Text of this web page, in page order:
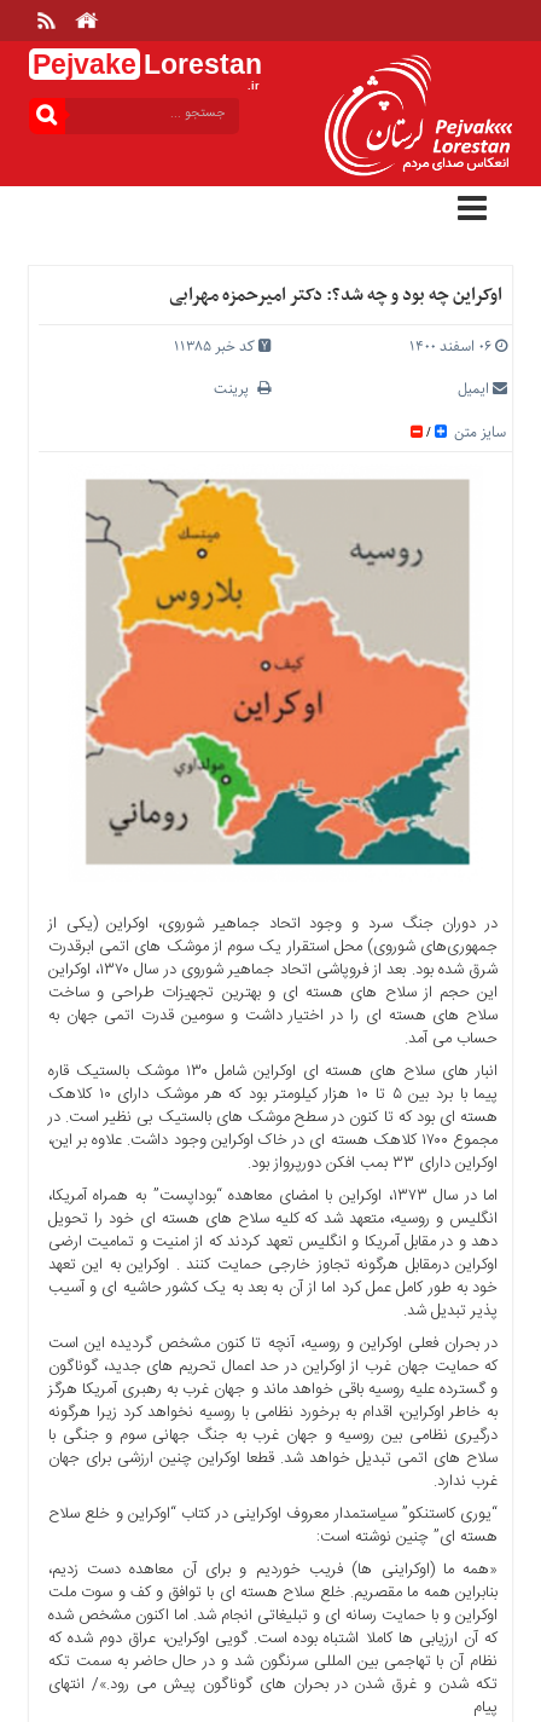
Pejvake Lorestan
.ir
بالا
خانه
ارتباط
درباره
تعرفه
اصلی
فرهنگی
دسترسی
ارتباط
برگه
نمونه
تعرفه
درباره
اخبار
سایت
ارتباط
برگه
نمونه
تعرفه
درباره
چند
رسانه
ارتباط
برگه
نمونه
اوکراین چه بود و چه شد؟: دکتر امیرحمزه مهرابی
۰۶ اسفند ۱۴۰۰
کد خبر 11385
ایمیل
پرینت
سایز متن
/
در دوران جنگ سرد و وجود اتحاد جماهیر شوروی، اوکراین (یکی از
جمهوری‌های شوروی) محل استقرار یک سوم از موشک های اتمی ابرقدرت
شرق شده بود. بعد از فروپاشی اتحاد جماهیر شوروی در سال ۱۳۷۰، اوکراین
این حجم از سلاح های هسته ای و بهترین تجهیزات طراحی و ساخت
سلاح های هسته ای را در اختيار داشت و سومین قدرت اتمی جهان به
حساب می آمد.
انبار های سلاح های هسته ای اوکراین شامل ۱۳۰ موشک بالستیک قاره
پیما با برد بین ۵ تا ۱۰ هزار کیلومتر بود که هر موشک دارای ۱۰ کلاهک
هسته ای بود که تا کنون در سطح موشک های بالستیک بی نظیر است. در
مجموع ۱۷۰۰ کلاهک هسته ای در خاک اوکراین وجود داشت. علاوه بر این،
اوکراین دارای ۳۳ بمب افکن دورپرواز بود.
اما در سال ۱۳۷۳، اوکراین با امضای معاهده “بوداپست” به همراه آمریکا،
انگلیس و روسیه، متعهد شد که کلیه سلاح های هسته ای خود را تحویل
دهد و در مقابل آمریکا و انگلیس تعهد کردند که از امنیت و تمامیت ارضی
اوکراین درمقابل هرگونه تجاوز خارجی حمایت کنند . اوکراین به این تعهد
خود به طور کامل عمل کرد اما از آن به بعد به یک کشور حاشیه ای و آسیب
پذیر تبدیل شد.
در بحران فعلی اوکراین و روسیه، آنچه تا کنون مشخص گردیده این است
که حمایت جهان غرب از اوکراین در حد اعمال تحریم های جدید، گوناگون
و گسترده علیه روسیه باقی خواهد ماند و جهان غرب به رهبری آمریکا هرگز
به خاطر اوکراین، اقدام به برخورد نظامی با روسیه نخواهد کرد زیرا هرگونه
درگیری نظامی بین روسیه و جهان غرب به جنگ جهانی سوم و جنگی با
سلاح های اتمی تبدیل خواهد شد. قطعا اوکراین چنین ارزشی برای جهان
غرب ندارد.
“یوری کاستنکو” سیاستمدار معروف اوکراینی در کتاب “اوکراین و خلع سلاح
هسته ای” چنین نوشته است:
«همه ما (اوکراینی ها) فریب خوردیم و برای آن معاهده دست زدیم،
بنابراین همه ما مقصریم. خلع سلاح هسته ای با توافق و کف و سوت ملت
اوکراین و با حمایت رسانه ای و تبلیغاتی انجام شد. اما اکنون مشخص شده
که آن ارزیابی ها کاملا اشتباه بوده است. گویی اوکراین، عراق دوم شده که
نظام آن با تهاجمی بین المللی سرنگون شد و در حال حاضر به سمت تکه
تکه شدن و غرق شدن در بحران های گوناگون پیش می رود.»/ انتهای
پیام